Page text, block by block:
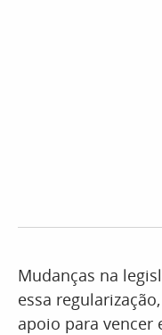
Mudanças na
essa
apoio para vencer